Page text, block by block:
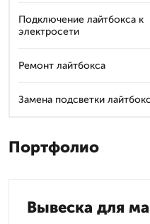
Подключение лайтбокса к
электросети
Ремонт лайтбокса
Замена подсветки
Портфолио
Вывеска для